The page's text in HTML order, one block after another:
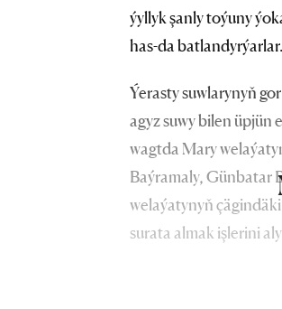
ýyllyk şanly toýuny
has-da batlandyrýarlar.
Ýerasty suwlarynyň
agyz suwy bilen üpjün
wagtda Mary
Baýramaly, Günbatar
welaýatynyň
surata almak işlerini
mineral bejeriş
bildirilýän talaba doly